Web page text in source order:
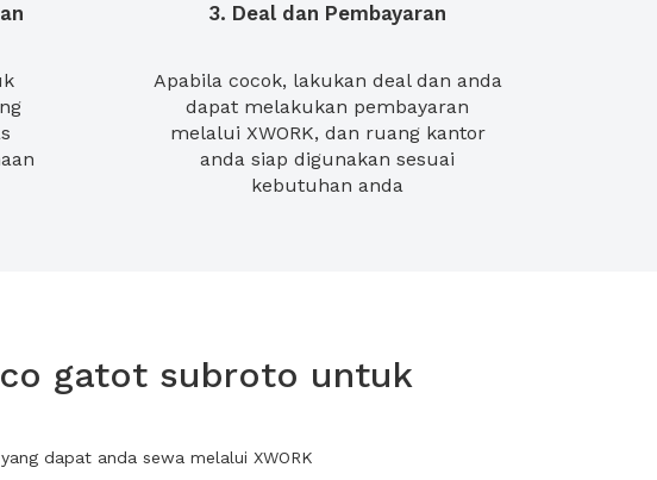
3. Deal dan Pembayaran
Apabila cocok, lakukan deal dan anda
dapat melakukan pembayaran
melalui XWORK, dan ruang kantor
anda siap digunakan sesuai
kebutuhan anda
gatot subroto untuk
dapat anda sewa melalui XWORK